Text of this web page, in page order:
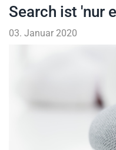
Search ist 'nur
03. Januar 2020